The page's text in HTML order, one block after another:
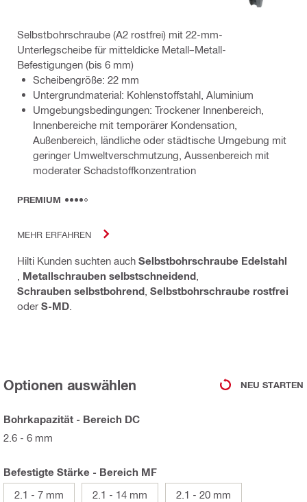
Selbstbohrschraube (A2 rostfrei) mit 22-mm-
Unterlegscheibe für mitteldicke Metall–Metall-
Befestigungen (bis 6 mm)
Scheibengröße: 22 mm
Untergrundmaterial: Kohlenstoffstahl, Aluminium
Umgebungsbedingungen: Trockener Innenbereich,
Innenbereiche mit temporärer Kondensation,
Außenbereich, ländliche oder städtische Umgebung mit
geringer Umweltverschmutzung, Aussenbereich mit
moderater Schadstoffkonzentration
PREMIUM
MEHR ERFAHREN
Hilti Kunden suchten auch Selbstbohrschraube Edelstahl
Metallschrauben selbstschneidend
Schrauben selbstbohrend Selbstbohrschraube rostfrei
oder S-MD
Optionen auswählen NEU STARTEN
Bohrkapazität - Bereich DC
2.6 - 6 mm
Befestigte Stärke - Bereich MF
2.1 - 7 mm
2.1 - 14 mm 2.1 - 20 mm